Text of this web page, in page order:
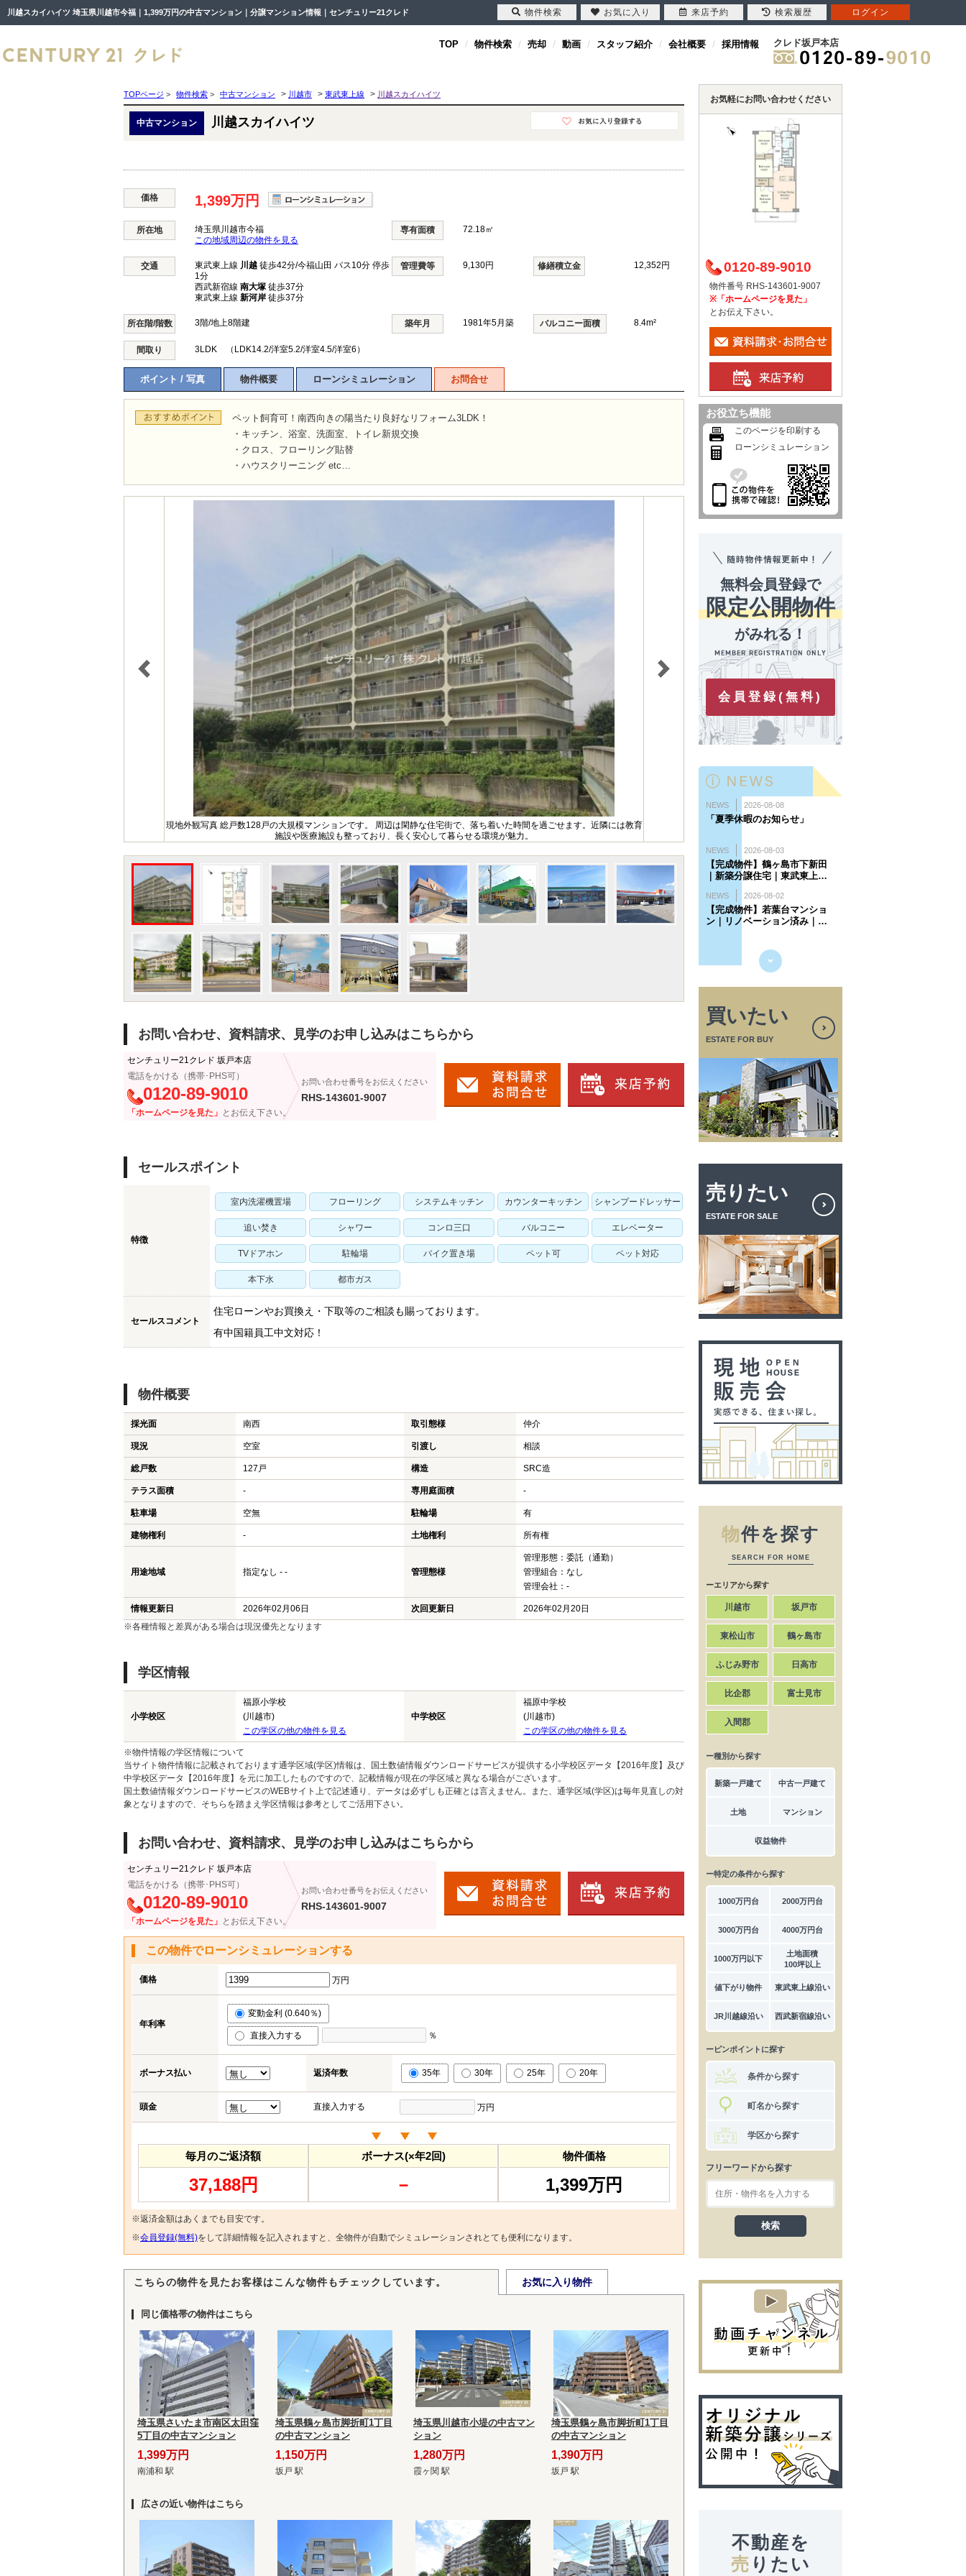
川越スカイハイツ 埼玉県川越市今福｜1,399万円の中古マンション｜分譲マンション情報｜センチュリー21クレド
TOP 物件検索 売却 動画 スタッフ紹介 会社概要 採用情報 クレド坂戸本店
TOPページ > 物件検索 > 中古マンション > 川越市 > 東武東上線 > 川越スカイハイツ
中古マンション 川越スカイハイツ
価格 1,399万円
所在地
埼玉県川越市今福
この地域周辺の物件を見る
専有面積 72.18㎡
交通 東武東上線 川越 徒歩42分/今福山田 バス10分 停歩
1分
西武新宿線 南大塚 徒歩37分
東武東上線 新河岸 徒歩37分
管理費等 9,130円 修繕積立金 12,352円
所在階/階数 3階/地上8階建 築年月 1981年5月築 バルコニー面積 8.4m²
間取り 3LDK （LDK14.2/洋室5.2/洋室4.5/洋室6）
ポイント / 写真 物件概要 ローンシミュレーション お問合せ
ペット飼育可！南西向きの陽当たり良好なリフォーム3LDK！
・キッチン、浴室、洗面室、トイレ新規交換
・クロス、フローリング貼替
・ハウスクリーニング etc…
現地外観写真 総戸数128戸の大規模マンションです。 周辺は閑静な住宅街で、落ち着いた時間を過ごせます。近隣には教育
施設や医療施設も整っており、長く安心して暮らせる環境が魅力。
お問い合わせ、資料請求、見学のお申し込みはこちらから
センチュリー21クレド 坂戸本店
電話をかける（携帯･PHS可）
0120-89-9010
「ホームページを見た」 とお伝え下さい。
お問い合わせ番号をお伝えください
RHS-143601-9007
セールスポイント
特徴
室内洗濯機置場 フローリング システムキッチン カウンターキッチン シャンプードレッサー
追い焚き シャワー コンロ三口 バルコニー エレベーター
TVドアホン 駐輪場 バイク置き場 ペット可 ペット対応
本下水 都市ガス
セールスコメント
住宅ローンやお買換え・下取等のご相談も賜っております。
有中国籍員工中文対応！
物件概要
採光面 南西 取引態様 仲介
現況 空室 引渡し 相談
総戸数 127戸 構造 SRC造
テラス面積 - 専用庭面積 -
駐車場 空無 駐輪場 有
建物権利 - 土地権利 所有権
用途地域 指定なし - - 管理態様
管理形態：委託（通勤）
管理組合：なし
管理会社：-
情報更新日 2026年02月06日 次回更新日
2026年02月20日
※各種情報と差異がある場合は現況優先となります
学区情報
小学校区
福原小学校
(川越市)
この学区の他の物件を見る
中学校区
福原中学校
(川越市)
この学区の他の物件を見る
※物件情報の学区情報について
当サイト物件情報に記載されております通学区域(学区)情報は、国土数値情報ダウンロードサービスが提供する小学校区データ【2016年度】及び
中学校区データ【2016年度】を元に加工したものですので、記載情報が現在の学区域と異なる場合がございます。
国土数値情報ダウンロードサービスのWEBサイト上で記述通り、データは必ずしも正確とは言えません。また、通学区域(学区)は毎年見直しの対
象となりますので、そちらを踏まえ学区情報は参考としてご活用下さい。
お問い合わせ、資料請求、見学のお申し込みはこちらから
センチュリー21クレド 坂戸本店
電話をかける（携帯･PHS可）
0120-89-9010
「ホームページを見た」 とお伝え下さい。
お問い合わせ番号をお伝えください
RHS-143601-9007
この物件でローンシミュレーションする
価格 万円
年利率
変動金利 (0.640％)
直接入力する ％
ボーナス払い 返済年数 35年 30年 25年 20年
頭金 直接入力する 万円
毎月のご返済額
37,188円
ボーナス(×年2回)
－
物件価格
1,399万円
※返済金額はあくまでも目安です。
※会員登録(無料)をして詳細情報を記入されますと、全物件が自動でシミュレーションされとても便利になります。
こちらの物件を見たお客様はこんな物件もチェックしています。 お気に入り物件
同じ価格帯の物件はこちら
埼玉県さいたま市南区太田窪
5丁目の中古マンション
1,399万円
南浦和 駅
埼玉県鶴ヶ島市脚折町1丁目
の中古マンション
1,150万円
坂戸 駅
埼玉県川越市小堤の中古マン
ション
1,280万円
霞ヶ関 駅
埼玉県鶴ヶ島市脚折町1丁目
の中古マンション
1,390万円
坂戸 駅
広さの近い物件はこちら
お気軽にお問い合わせください
0120-89-9010
物件番号 RHS-143601-9007
※「ホームページを見た」
とお伝え下さい。
お役立ち機能
このページを印刷する
ローンシミュレーション
無料会員登録で
限定公開物件
がみれる！
会員登録(無料)
買いたい
ESTATE FOR BUY
売りたい
ESTATE FOR SALE
物件を探す
SEARCH FOR HOME
ーエリアから探す
川越市 坂戸市
東松山市 鶴ヶ島市
ふじみ野市 日高市
比企郡 富士見市
入間郡
ー種別から探す
新築一戸建て 中古一戸建て
土地 マンション
収益物件
ー特定の条件から探す
1000万円台 2000万円台
3000万円台 4000万円台
1000万円以下
土地面積
100坪以上
値下がり物件 東武東上線沿い
JR川越線沿い 西武新宿線沿い
ーピンポイントに探す
条件から探す
町名から探す
学区から探す
フリーワードから探す
不動産を
売 りたい
物件検索 お気に入り 来店予約 検索履歴 ログイン